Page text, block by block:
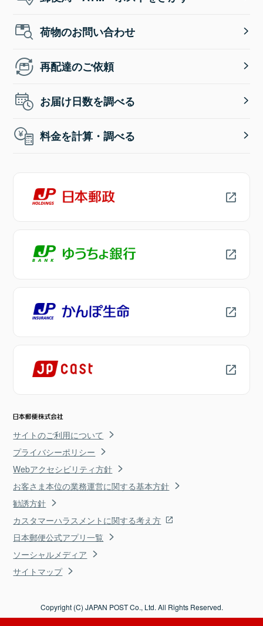
荷物のお問い合わせ
再配達のご依頼
お届け日数を調べる
料金を計算・調べる
サイトのご利用について
プライバシーポリシー
Webアクセシビリティ方針
お客さま本位の業務運営に関する基本方針
勧誘方針
カスタマーハラスメントに関する考え方
日本郵便公式アプリ一覧
ソーシャルメディア
サイトマップ
Copyright (C) JAPAN POST Co., Ltd. All Rights Reserved.